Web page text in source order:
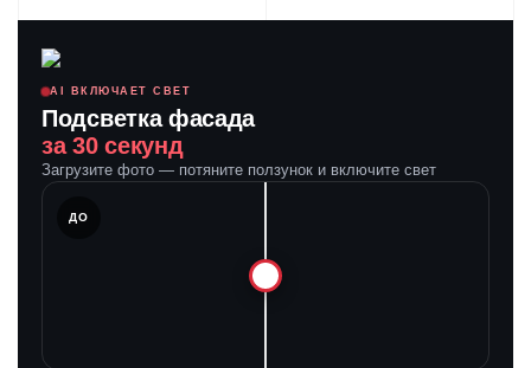
AI ВКЛЮЧАЕТ СВЕТ
Подсветка фасада
за 30 секунд
Загрузите фото — потяните ползунок и включите свет
ДО